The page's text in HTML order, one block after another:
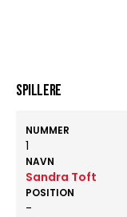
Spillere
NUMMER
1
NAVN
Sandra Toft
POSITION
-